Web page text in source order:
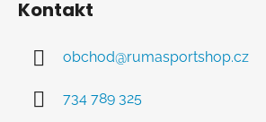
Kontakt
obchod@rumasportshop.cz
734 789 325